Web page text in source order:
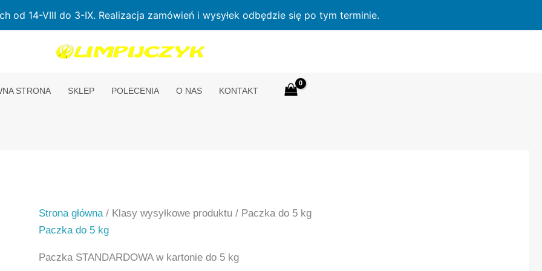
od 14-VIII do 3-IX. Realizacja zamówień i wysyłek odbędzie się po tym terminie.
STRONA SKLEP POLECENIA O NAS KONTAKT
Strona główna/ Klasy wysyłkowe produktu / Paczka do 5 kg
Paczka do 5 kg
Paczka STANDARDOWA w kartonie do 5 kg